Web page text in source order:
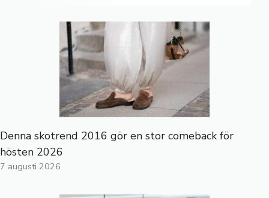
Denna skotrend 2016 gör en stor comeback för
hösten 2026
7 augusti 2026